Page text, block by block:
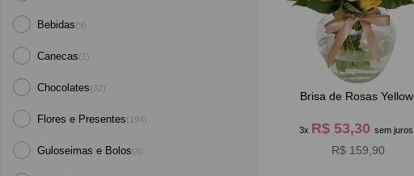
Bebidas(9)
Canecas(1)
Chocolates(32)
Flores e Presentes(194)
Guloseimas e Bolos(8)
Brisa de Rosas Yellow
3x R$ 53,30sem juros
R$ 159,90